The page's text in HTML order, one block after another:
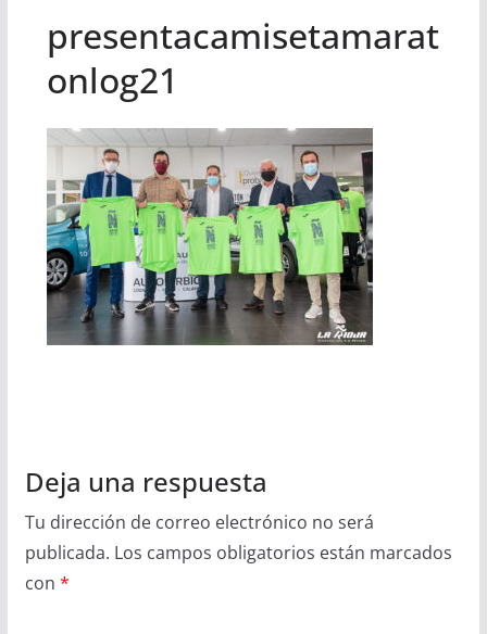
presentacamisetamarat
onlog21
Deja una respuesta
Tu dirección de correo electrónico no será
publicada. Los campos obligatorios están marcados
con *